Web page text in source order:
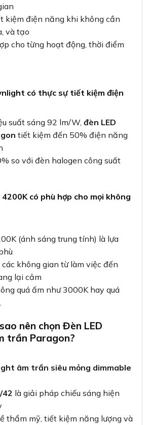
kiệm điện năng khi không cần
và tạo
cho từng hoạt động, thời điểm
có thực sự tiết kiệm điện
suất sáng 92 lm/W, đèn LED
tiết kiệm đến 50% điện năng
so với đèn halogen công suất
có phù hợp cho mọi không
(ánh sáng trung tính) là lựa
không gian từ làm việc đến
lại cảm
quá ấm như 3000K hay quá
nên chọn Đèn LED
trần Paragon?
âm trần siêu mỏng dimmable
42 là giải pháp chiếu sáng hiện
thẩm mỹ, tiết kiệm năng lượng và